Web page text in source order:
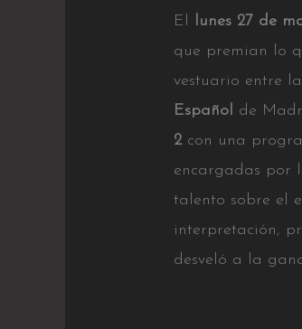
El lunes 27 de
que premian lo
vestuario entre
Español de
2con una
encargadas por
talento sobre el
interpretación,
desveló a la